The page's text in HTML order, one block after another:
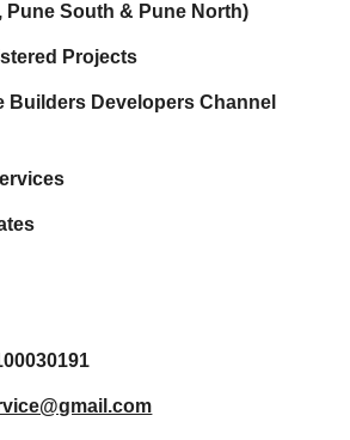
Pune South & Pune North)
Projects
Builders Developers Channel